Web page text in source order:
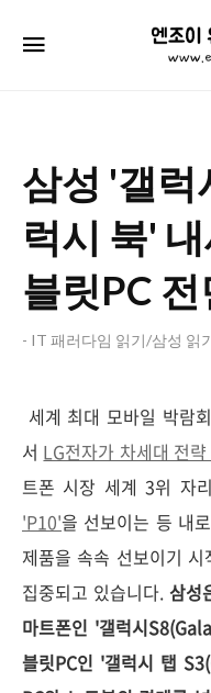
삼성 '갤럭
럭시 북'
블릿PC
- IT 패러다임 읽기/삼성 읽
세계 최대 모바일 박람
서 LG전자가 차세대 전
트폰 시장 세계 3위 자
'P10'을 선보이는 등 내
제품을 속속 선보이기
집중되고 있습니다. 삼성
마트폰인 '갤럭시
블릿PC인 '갤럭시 탭